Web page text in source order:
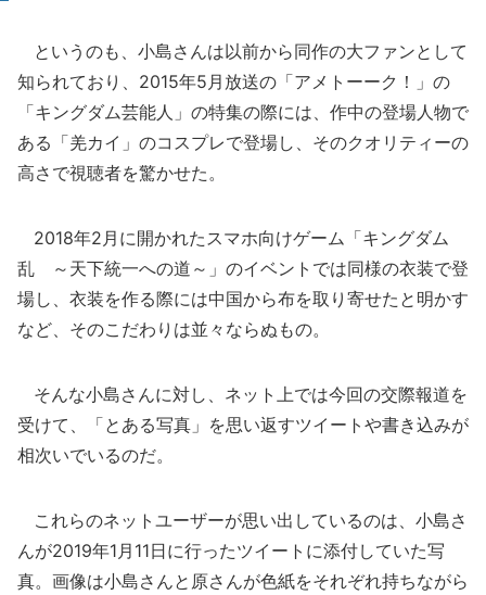
というのも、小島さんは以前から同作の大ファンとして
知られており、2015年5月放送の「アメトーーク！」の
「キングダム芸能人」の特集の際には、作中の登場人物で
ある「羌カイ」のコスプレで登場し、そのクオリティーの
高さで視聴者を驚かせた。
2018年2月に開かれたスマホ向けゲーム「キングダム
乱 ～天下統一への道～」のイベントでは同様の衣装で登
場し、衣装を作る際には中国から布を取り寄せたと明かす
など、そのこだわりは並々ならぬもの。
そんな小島さんに対し、ネット上では今回の交際報道を
受けて、「とある写真」を思い返すツイートや書き込みが
相次いでいるのだ。
これらのネットユーザーが思い出しているのは、小島さ
んが2019年1月11日に行ったツイートに添付していた写
真。画像は小島さんと原さんが色紙をそれぞれ持ちながら